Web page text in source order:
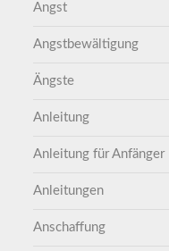
Angst
Angstbewältigung
Ängste
Anleitung
Anleitung für Anfänger
Anleitungen
Anschaffung